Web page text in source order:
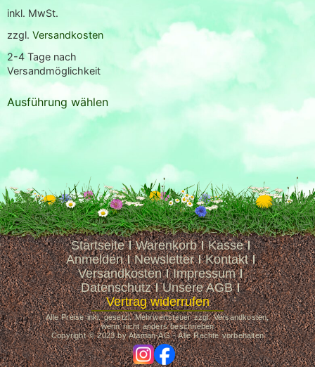
inkl. MwSt.
zzgl. Versandkosten
2-4 Tage nach
Versandmöglichkeit
Ausführung wählen
Startseite Warenkorb
Kasse
Anmelden
Newsletter
Kontakt
Versandkosten
Impressum
Datenschutz
Unsere AGB
Vertrag widerrufen
Alle Preise inkl. gesetzl. Mehrwertsteuer zzgl. Versandkosten,
wenn nicht anders beschrieben
Copyright © 2023 by Ataman-AG - Alle Rechte vorbehalten